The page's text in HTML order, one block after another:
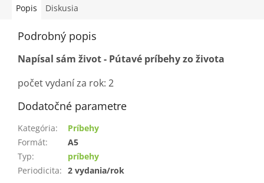
Popis Diskusia
Podrobný popis
Napísal sám život - Pútavé príbehy zo života
počet vydaní za rok: 2
Dodatočné parametre
Kategória:
Príbehy
Formát:
A5
Typ:
príbehy
Periodicita: 2 vydania/rok